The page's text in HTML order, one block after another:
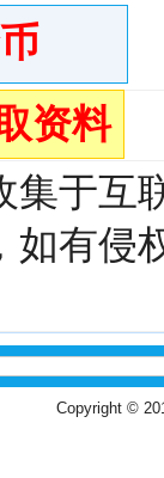
资料
集于互
如有侵
Copyright ©